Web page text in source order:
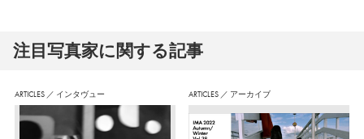
注⽬写真家に関する記事
ARTICLES ／ インタヴュー ARTICLES ／ アーカイブ